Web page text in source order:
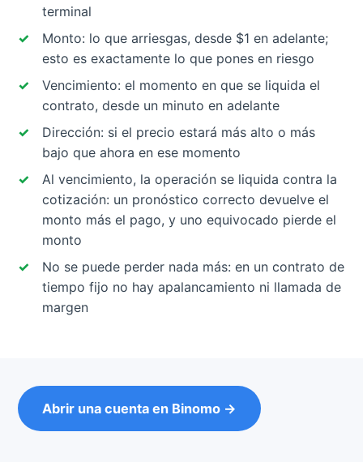
terminal
Monto: lo que arriesgas, desde $1 en adelante;
esto es exactamente lo que pones en riesgo
Vencimiento: el momento en que se liquida el
contrato, desde un minuto en adelante
Dirección: si el precio estará más alto o más
bajo que ahora en ese momento
Al vencimiento, la operación se liquida contra la
cotización: un pronóstico correcto devuelve el
monto más el pago, y uno equivocado pierde el
monto
No se puede perder nada más: en un contrato de
tiempo fijo no hay apalancamiento ni llamada de
margen
Abrir una cuenta en Binomo →